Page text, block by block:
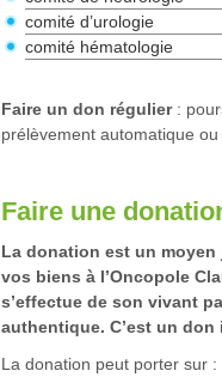
comité d’urologie
comité hématologie
Faire un don régulier:
prélèvement automatique
Faire une
La donation est un
vos biens à l’Oncopole
s’effectue de son vivant
authentique. C’est un don
La donation peut porter sur :